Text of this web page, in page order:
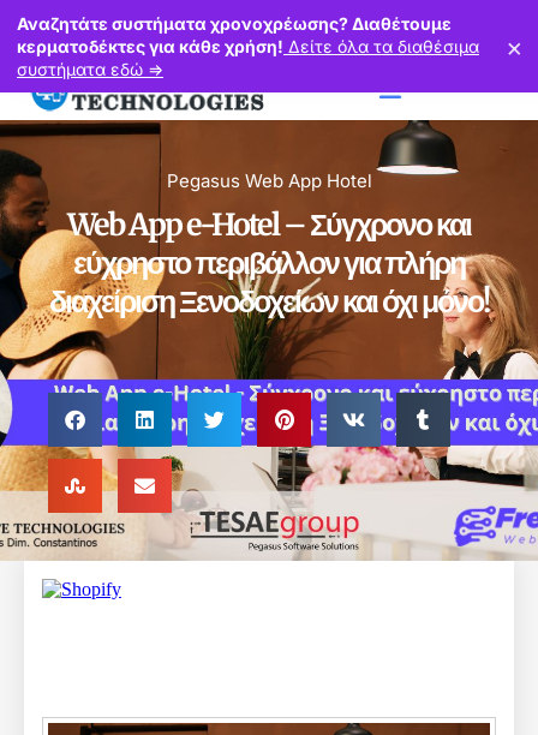
Πόντου 37, Νέα Μεσημβρία Τ.Κ. 57011, Θεσσαλονίκη
2310729873 6974319263
Pegasus Web App Hotel
Web App e-Hotel – Σύγχρονο και
εύχρηστο περιβάλλον για πλήρη
διαχείριση Ξενοδοχείων και όχι μόνο!
Αναζητάτε συστήματα χρονοχρέωσης? Διαθέτουμε
κερματοδέκτες για κάθε χρήση! Δείτε όλα τα διαθέσιμα
συστήματα εδώ =>
×